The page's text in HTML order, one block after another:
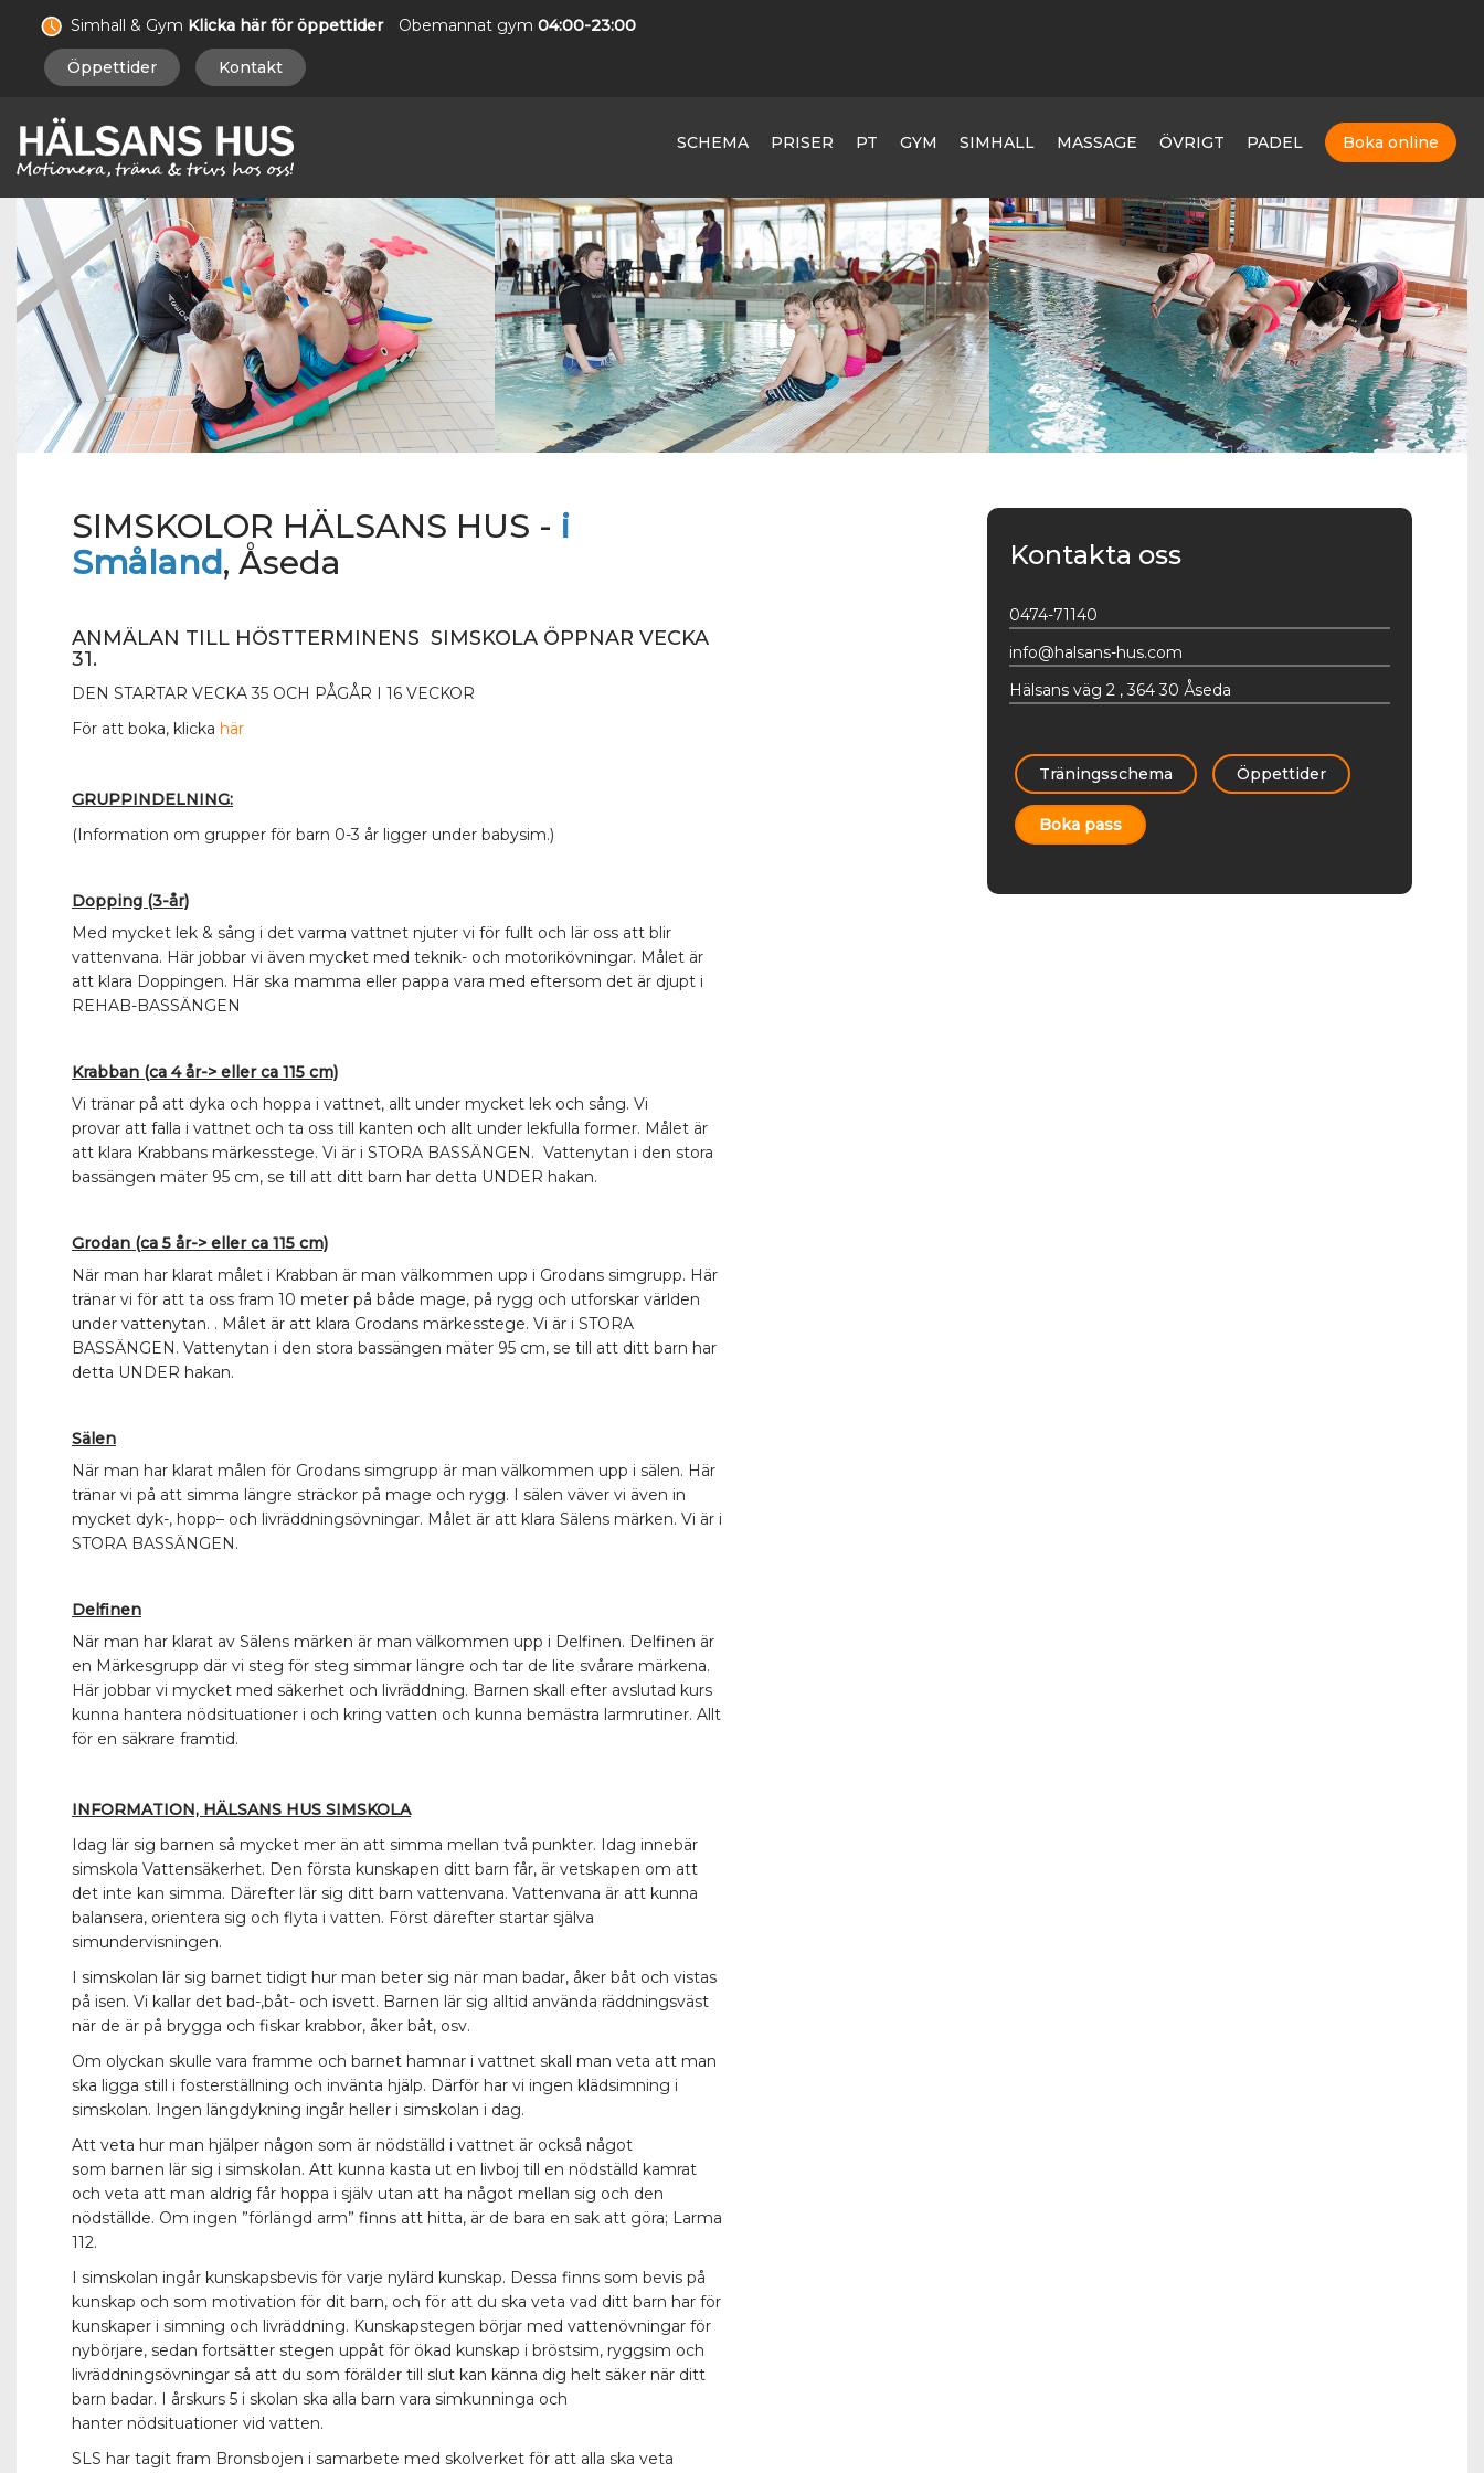
Simhall & Gym Klicka här för öppettider Obemannat gym 04:00-23:00
Öppettider Kontakt
SCHEMA PRISER PT GYM SIMHALL MASSAGE ÖVRIGT PADEL Boka online
SIMSKOLOR HÄLSANS HUS - i
Småland, Åseda
ANMÄLAN TILL HÖSTTERMINENS SIMSKOLA ÖPPNAR VECKA
31.
DEN STARTAR VECKA 35 OCH PÅGÅR I 16 VECKOR
För att boka, klicka här
GRUPPINDELNING:
(Information om grupper för barn 0-3 år ligger under babysim.)
Dopping (3-år)
Med mycket lek & sång i det varma vattnet njuter vi för fullt och lär oss att blir
vattenvana. Här jobbar vi även mycket med teknik- och motorikövningar. Målet är
att klara Doppingen. Här ska mamma eller pappa vara med eftersom det är djupt i
REHAB-BASSÄNGEN
Krabban (ca 4 år-> eller ca 115 cm)
Vi tränar på att dyka och hoppa i vattnet, allt under mycket lek och sång. Vi
provar att falla i vattnet och ta oss till kanten och allt under lekfulla former. Målet är
att klara Krabbans märkesstege. Vi är i STORA BASSÄNGEN. Vattenytan i den stora
bassängen mäter 95 cm, se till att ditt barn har detta UNDER hakan.
Grodan (ca 5 år-> eller ca 115 cm)
När man har klarat målet i Krabban är man välkommen upp i Grodans simgrupp. Här
tränar vi för att ta oss fram 10 meter på både mage, på rygg och utforskar världen
under vattenytan. . Målet är att klara Grodans märkesstege. Vi är i STORA
BASSÄNGEN. Vattenytan i den stora bassängen mäter 95 cm, se till att ditt barn har
detta UNDER hakan.
Sälen
När man har klarat målen för Grodans simgrupp är man välkommen upp i sälen. Här
tränar vi på att simma längre sträckor på mage och rygg. I sälen väver vi även in
mycket dyk-, hopp– och livräddningsövningar. Målet är att klara Sälens märken. Vi är i
STORA BASSÄNGEN.
Delfinen
När man har klarat av Sälens märken är man välkommen upp i Delfinen. Delfinen är
en Märkesgrupp där vi steg för steg simmar längre och tar de lite svårare märkena.
Här jobbar vi mycket med säkerhet och livräddning. Barnen skall efter avslutad kurs
kunna hantera nödsituationer i och kring vatten och kunna bemästra larmrutiner. Allt
för en säkrare framtid.
INFORMATION, HÄLSANS HUS SIMSKOLA
Idag lär sig barnen så mycket mer än att simma mellan två punkter. Idag innebär
simskola Vattensäkerhet. Den första kunskapen ditt barn får, är vetskapen om att
det inte kan simma. Därefter lär sig ditt barn vattenvana. Vattenvana är att kunna
balansera, orientera sig och flyta i vatten. Först därefter startar själva
simundervisningen.
I simskolan lär sig barnet tidigt hur man beter sig när man badar, åker båt och vistas
på isen. Vi kallar det bad-,båt- och isvett. Barnen lär sig alltid använda räddningsväst
när de är på brygga och fiskar krabbor, åker båt, osv.
Om olyckan skulle vara framme och barnet hamnar i vattnet skall man veta att man
ska ligga still i fosterställning och invänta hjälp. Därför har vi ingen klädsimning i
simskolan. Ingen längdykning ingår heller i simskolan i dag.
Att veta hur man hjälper någon som är nödställd i vattnet är också något
som barnen lär sig i simskolan. Att kunna kasta ut en livboj till en nödställd kamrat
och veta att man aldrig får hoppa i själv utan att ha något mellan sig och den
nödställde. Om ingen ”förlängd arm” finns att hitta, är de bara en sak att göra; Larma
112.
I simskolan ingår kunskapsbevis för varje nylärd kunskap. Dessa finns som bevis på
kunskap och som motivation för dit barn, och för att du ska veta vad ditt barn har för
kunskaper i simning och livräddning. Kunskapstegen börjar med vattenövningar för
nybörjare, sedan fortsätter stegen uppåt för ökad kunskap i bröstsim, ryggsim och
livräddningsövningar så att du som förälder till slut kan känna dig helt säker när ditt
barn badar. I årskurs 5 i skolan ska alla barn vara simkunninga och
hanter nödsituationer vid vatten.
SLS har tagit fram Bronsbojen i samarbete med skolverket för att alla ska veta
Kontakta oss
0474-71140
info@halsans-hus.com
Hälsans väg 2 , 364 30 Åseda
Träningsschema Öppettider
Boka pass